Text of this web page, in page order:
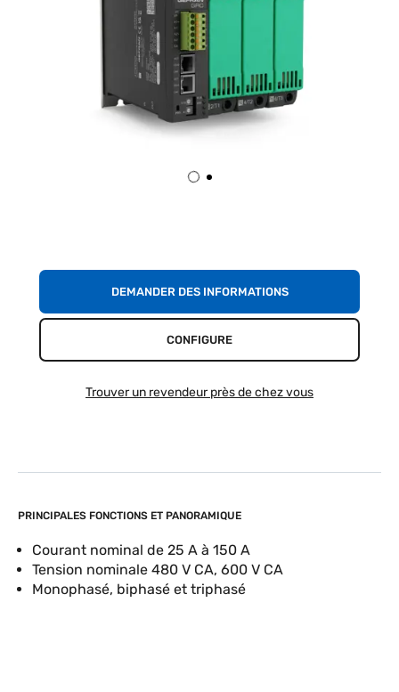
PRINCIPALES FONCTIONS ET PANORAMIQUE
Courant nominal de 25 A à 150 A
Tension nominale 480 V CA, 600 V CA
Monophasé, biphasé et triphasé
DEMANDER DES INFORMATIONS
CONFIGURE
Trouver un revendeur près de chez vous